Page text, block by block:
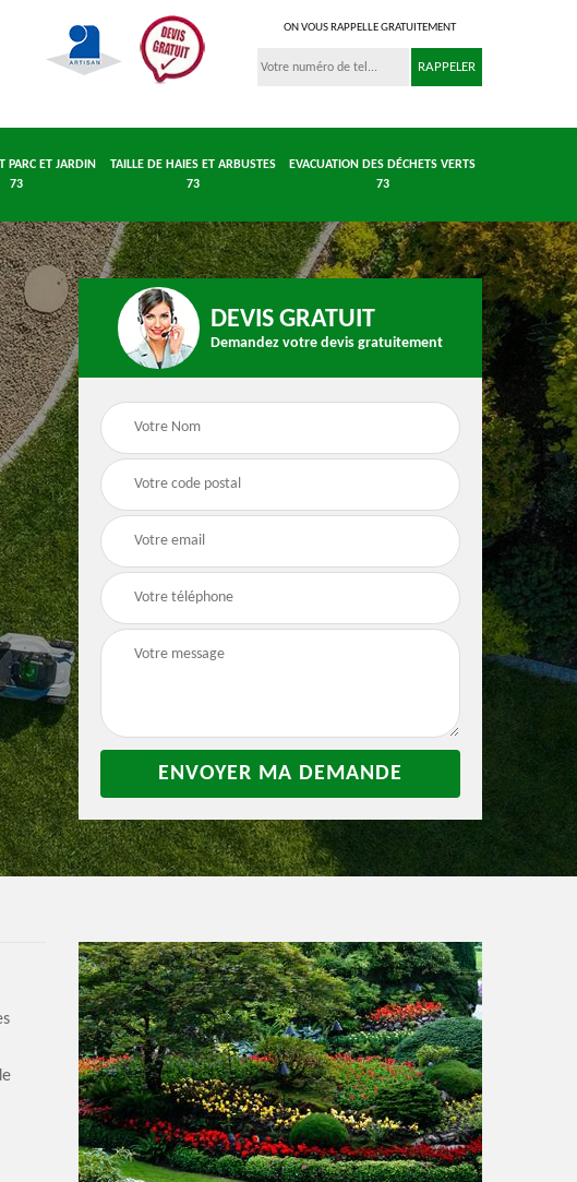
ON VOUS RAPPELLE GRATUITEMENT
PARC ET JARDIN
73
TAILLE DE HAIES ET ARBUSTES
73
EVACUATION DES DÉCHETS VERTS
73
d'arbres et
73
jardin 73
Taille de haies et
arbustes 73
DEVIS GRATUIT
Demandez votre devis gratuitement